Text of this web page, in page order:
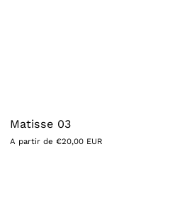
Matisse 03
Precio
habitual
A partir de €20,00 EUR